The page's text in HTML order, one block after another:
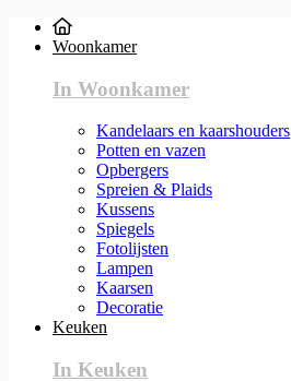
Woonkamer
In Woonkamer
Kandelaars en kaarshouders
Potten en vazen
Opbergers
Spreien & Plaids
Kussens
Spiegels
Fotolijsten
Lampen
Kaarsen
Decoratie
Keuken
In Keuken